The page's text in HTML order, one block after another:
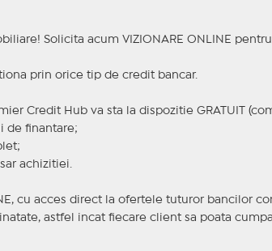
Solicita acum VIZIONARE ONLINE
prin orice tip de credit bancar.
Credit Hub va sta la dispozitie GRATUIT
de finantare;
achizitiei.
cu acces direct la ofertele tuturor bancilor
astfel incat fiecare client sa poata